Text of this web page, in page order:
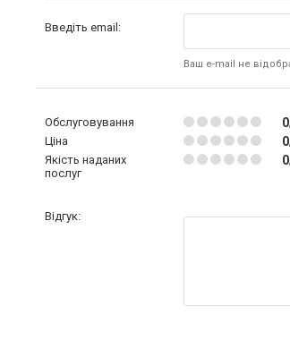
Введіть email:
Ваш e-mail не
Обслуговування
Ціна
Якість наданих
послуг
Відгук: